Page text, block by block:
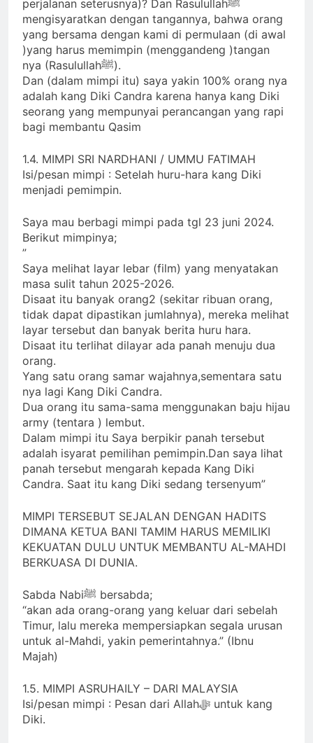
perjalanan seterusnya)? Dan Rasulullahﷺ
mengisyaratkan dengan tangannya, bahwa orang
yang bersama dengan kami di permulaan (di awal
)yang harus memimpin (menggandeng )tangan
nya (Rasulullahﷺ).
Dan (dalam mimpi itu) saya yakin 100% orang nya
adalah kang Diki Candra karena hanya kang Diki
seorang yang mempunyai perancangan yang rapi
bagi membantu Qasim
1.4. MIMPI SRI NARDHANI / UMMU FATIMAH
Isi/pesan mimpi : Setelah huru-hara kang Diki
menjadi pemimpin.
Saya mau berbagi mimpi pada tgl 23 juni 2024.
Berikut mimpinya;
”
Saya melihat layar lebar (film) yang menyatakan
masa sulit tahun 2025-2026.
Disaat itu banyak orang2 (sekitar ribuan orang,
tidak dapat dipastikan jumlahnya), mereka melihat
layar tersebut dan banyak berita huru hara.
Disaat itu terlihat dilayar ada panah menuju dua
orang.
Yang satu orang samar wajahnya,sementara satu
nya lagi Kang Diki Candra.
Dua orang itu sama-sama menggunakan baju hijau
army (tentara ) lembut.
Dalam mimpi itu Saya berpikir panah tersebut
adalah isyarat pemilihan pemimpin.Dan saya lihat
panah tersebut mengarah kepada Kang Diki
Candra. Saat itu kang Diki sedang tersenyum”
MIMPI TERSEBUT SEJALAN DENGAN HADITS
DIMANA KETUA BANI TAMIM HARUS MEMILIKI
KEKUATAN DULU UNTUK MEMBANTU AL-MAHDI
BERKUASA DI DUNIA.
Sabda Nabiﷺ bersabda;
“akan ada orang-orang yang keluar dari sebelah
Timur, lalu mereka mempersiapkan segala urusan
untuk al-Mahdi, yakin pemerintahnya.” (Ibnu
Majah)
1.5. MIMPI ASRUHAILY – DARI MALAYSIA
Isi/pesan mimpi : Pesan dari Allahﷻ untuk kang
Diki.